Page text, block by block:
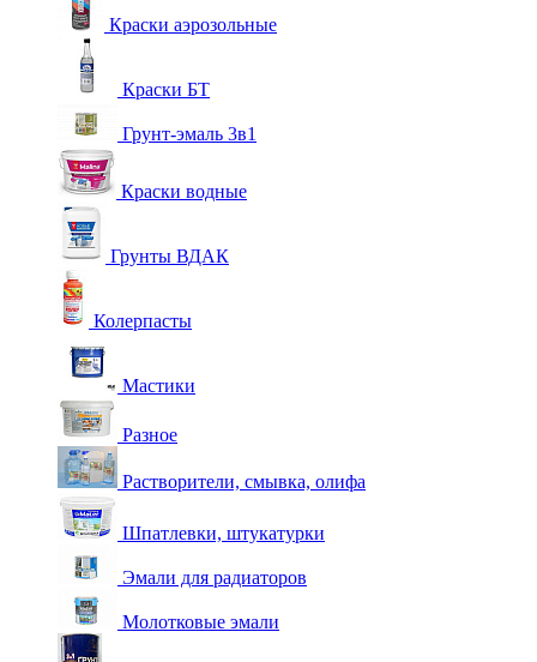
Краски аэрозольные
Краски БТ
Грунт-эмаль 3в1
Краски водные
Грунты ВДАК
Колерпасты
Мастики
Разное
Растворители, смывка, олифа
Шпатлевки, штукатурки
Эмали для радиаторов
Молотковые эмали